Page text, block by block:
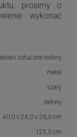
prosimy o
wykonać
sztuczne rośliny
metal
szary
zielony
40,0 x 26,0 x 26,0 cm
125,0 cm